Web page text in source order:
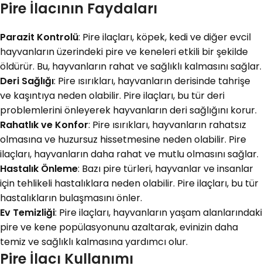
Pire İlacının Faydaları
Parazit Kontrolü: Pire ilaçları, köpek, kedi ve diğer evcil
hayvanların üzerindeki pire ve keneleri etkili bir şekilde
öldürür. Bu, hayvanların rahat ve sağlıklı kalmasını sağlar.
Deri Sağlığı: Pire ısırıkları, hayvanların derisinde tahrişe
ve kaşıntıya neden olabilir. Pire ilaçları, bu tür deri
problemlerini önleyerek hayvanların deri sağlığını korur.
Rahatlık ve Konfor: Pire ısırıkları, hayvanların rahatsız
olmasına ve huzursuz hissetmesine neden olabilir. Pire
ilaçları, hayvanların daha rahat ve mutlu olmasını sağlar.
Hastalık Önleme: Bazı pire türleri, hayvanlar ve insanlar
için tehlikeli hastalıklara neden olabilir. Pire ilaçları, bu tür
hastalıkların bulaşmasını önler.
Ev Temizliği: Pire ilaçları, hayvanların yaşam alanlarındaki
pire ve kene popülasyonunu azaltarak, evinizin daha
temiz ve sağlıklı kalmasına yardımcı olur.
Pire İlacı Kullanımı